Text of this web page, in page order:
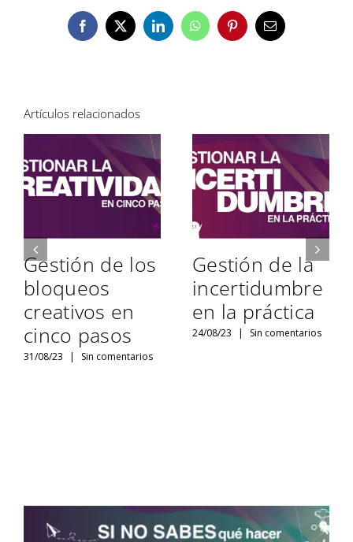
Facebook
X LinkedInWhatsAppPinterestCorreo
electrónico
Artículos relacionados
Gestión de los
bloqueos
creativos en
cinco pasos
31/08/23 | Sin comentarios
Gestión de la
incertidumbre
en la práctica
24/08/23 | Sin comentarios